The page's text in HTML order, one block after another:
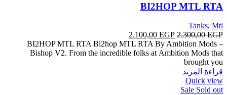
BI2HOP MTL RTA
Tanks, Mtl
2.300,00EGP
2.100,00 EGP
BI2HOP MTL RTA Bi2hop MTL RTA By Ambition Mods –
Bishop V2. From the incredible folks at Ambition Mods that
brought you
قراءة المزيد
Quick view
Sale Sold out